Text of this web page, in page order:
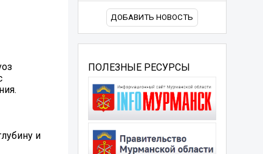
и
ДОБАВИТЬ НОВОСТЬ
ПОЛЕЗНЫЕ РЕСУРСЫ